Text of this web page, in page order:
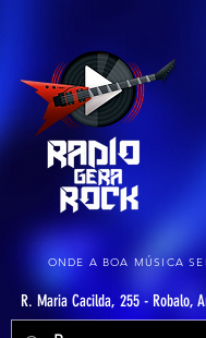
ONDE A BOA MÚSICA
R. Maria Cacilda, 255 - Robalo,